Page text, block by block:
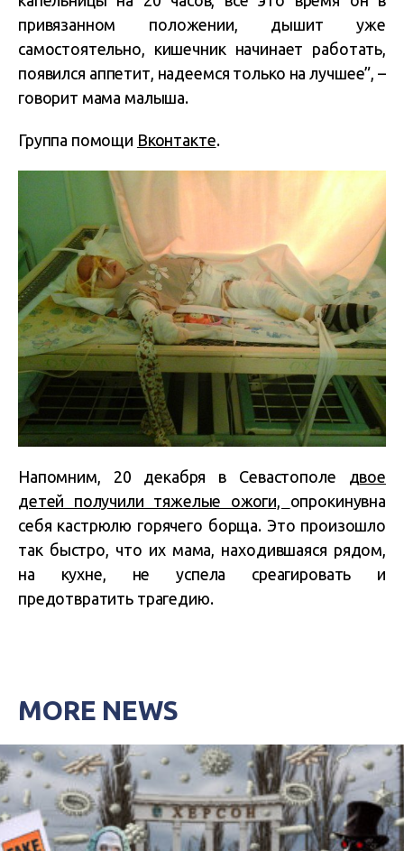
привязанном положении, дышит уже
самостоятельно, кишечник начинает работать,
появился аппетит, надеемся только на лучшее”, –
говорит мама малыша.
Группа помощи Вконтакте.
Напомним, 20 декабря в Севастополе двое
детей получили тяжелые ожоги, опрокинувна
себя кастрюлю горячего борща. Это произошло
так быстро, что их мама, находившаяся рядом,
на кухне, не успела среагировать и
предотвратить трагедию.
MORE NEWS